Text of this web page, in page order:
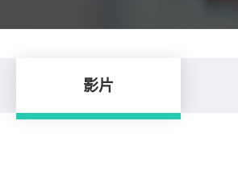
影片